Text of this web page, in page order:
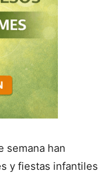
semana han
y fiestas infantiles